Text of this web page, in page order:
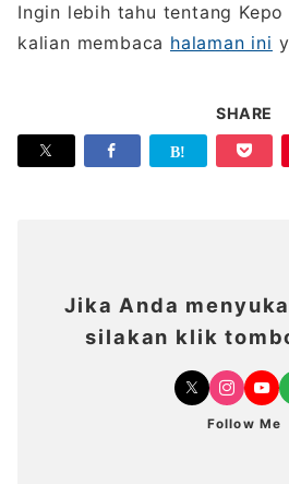
Ingin lebih tahu tentang
kalian membaca halaman ini
SHARE
Jika Anda
silakan klik
Follow Me